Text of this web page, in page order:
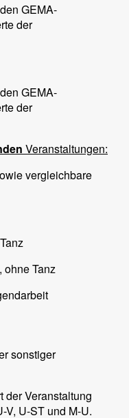
GEMA-
der
GEMA-
der
Veranstaltungen:
vergleichbare
ohne Tanz
sonstiger
der Veranstaltung
V, U-ST und M-U.